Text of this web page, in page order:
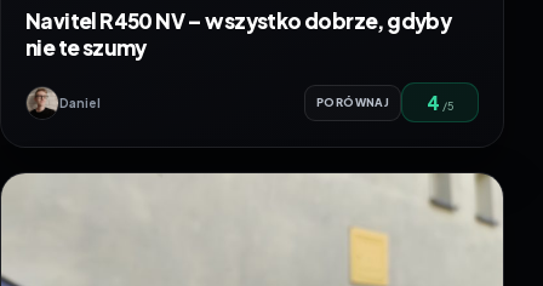
Navitel R450 NV – wszystko dobrze, gdyby
nie te szumy
Daniel PORÓWNAJ 4 /5